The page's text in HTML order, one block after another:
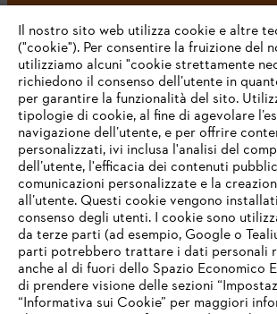
L’azienda
STIHL FAQ
Il nostro sito web utilizza cookie e altre
("cookie"). Per consentire la fruizione del
utilizziamo alcuni "cookie strettamente
richiedono il consenso dell’utente in
per garantire la funzionalità del sito.
tipologie di cookie, al fine di agevolare
navigazione dell’utente, e per offrire
personalizzati, ivi inclusa l'analisi del
dell’utente, l'efficacia dei contenuti
comunicazioni personalizzate e la
all’utente. Questi cookie vengono
consenso degli utenti. I cookie sono
da terze parti (ad esempio, Google o
parti potrebbero trattare i dati personali
anche al di fuori dello Spazio Economico
di prendere visione delle sezioni
“Informativa sui Cookie” per maggiori